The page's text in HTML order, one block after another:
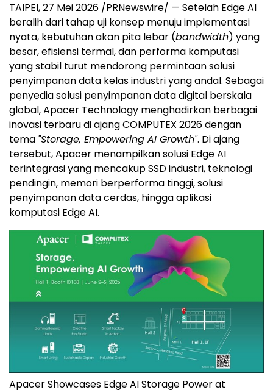
TAIPEI, 27 Mei 2026 /PRNewswire/ — Setelah Edge AI
beralih dari tahap uji konsep menuju implementasi
nyata, kebutuhan akan pita lebar (bandwidth) yang
besar, efisiensi termal, dan performa komputasi
yang stabil turut mendorong permintaan solusi
penyimpanan data kelas industri yang andal. Sebagai
penyedia solusi penyimpanan data digital berskala
global, Apacer Technology menghadirkan berbagai
inovasi terbaru di ajang COMPUTEX 2026 dengan
tema "Storage, Empowering AI Growth". Di ajang
tersebut, Apacer menampilkan solusi Edge AI
terintegrasi yang mencakup SSD industri, teknologi
pendingin, memori berperforma tinggi, solusi
penyimpanan data cerdas, hingga aplikasi
komputasi Edge AI.
Apacer Showcases Edge AI Storage Power at